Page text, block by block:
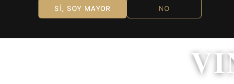
SÍ, SOY MAYOR NO